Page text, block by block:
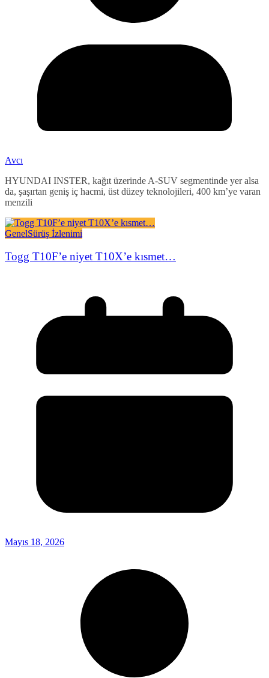
Avcı
HYUNDAI INSTER, kağıt üzerinde A-SUV segmentinde yer alsa
da, şaşırtan geniş iç hacmi, üst düzey teknolojileri, 400 km’ye varan
menzili
GenelSürüş İzlenimi
Togg T10F’e niyet T10X’e kısmet…
Mayıs 18, 2026